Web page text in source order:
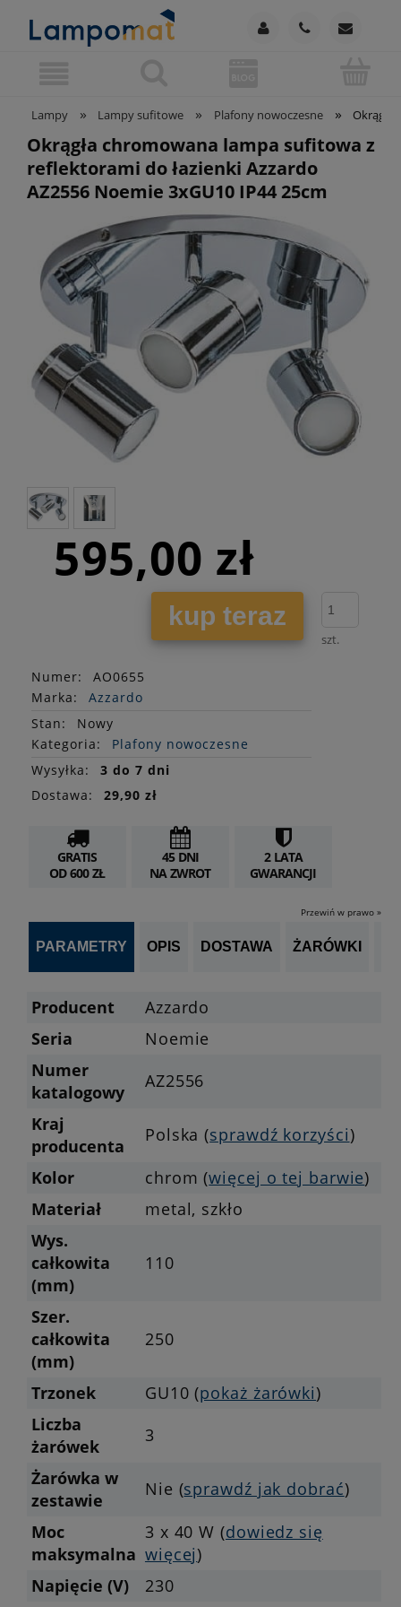
Lampy » Lampy sufitowe » Plafony nowoczesne »
Okrągła chromowana lampa sufitowa z
reflektorami do łazienki Azzardo
AZ2556 Noemie 3xGU10 IP44 25cm
595,00 zł
kup teraz
szt.
Numer:
AO0655
Marka:
Azzardo
Stan:
Nowy
Kategoria:
Plafony nowoczesne
Wysyłka:
3 do 7 dni
Dostawa:
29,90 zł
GRATIS
OD 600 ZŁ
45 DNI
NA ZWROT
2 LATA
GWARANCJI
Przewiń w prawo »
PARAMETRY OPIS DOSTAWA ŻARÓWKI
Producent
Azzardo
Seria
Noemie
Numer
katalogowy
AZ2556
Kraj
producenta
Polska (sprawdź korzyści)
Kolor
chrom (więcej o tej barwie)
Materiał
metal, szkło
Wys.
całkowita
(mm)
110
Szer.
całkowita
(mm)
250
Trzonek GU10 (pokaż żarówki)
Liczba
żarówek
3
Żarówka w
zestawie
Nie (sprawdź jak dobrać)
Moc
maksymalna
3 x 40 W (dowiedz się
więcej)
Napięcie (V)
230